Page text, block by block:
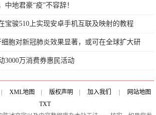
盛大开幕
中地君豪“疫”不容辞！
宝骏510上实现安卓手机互联及映射的教程
胞对新冠肺炎效果显著，或可在全球扩大研
3000万消费券惠民活动
XML地图 | 版权声明 | 加入我们 |
网站地图
TXT